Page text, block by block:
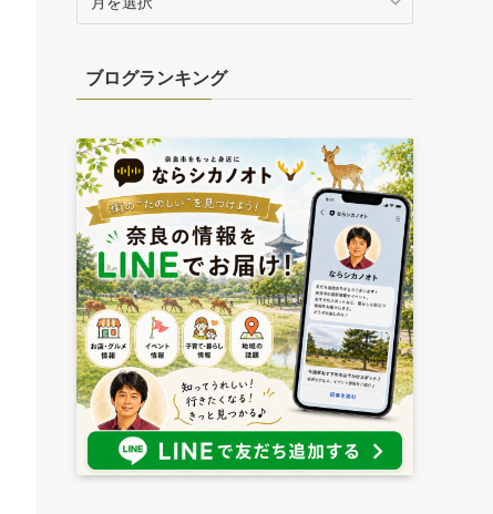
ブブログランキング